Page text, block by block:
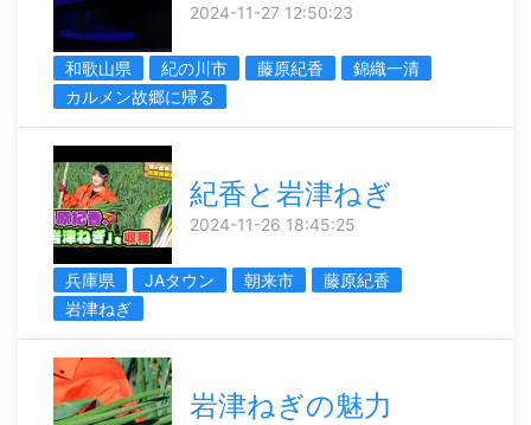
2024-11-27 12:50:23
和歌山県 紀の川市 藤原紀香
錦織一清
カルメン故郷に帰る
紀香と岩津ねぎ
2024-11-26 18:45:25
兵庫県 JAタウン 朝来市
藤原紀香
岩津ねぎ
岩津ねぎの魅力